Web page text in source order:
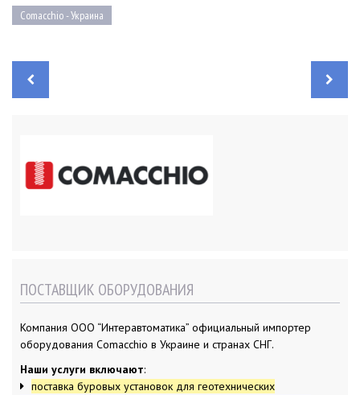
Comacchio - Украина
а
ПОСТАВЩИК ОБОРУДОВАНИЯ
Компания ООО “Интеравтоматика” официальный импортер
оборудования Comacchio в Украине и странах СНГ.
Наши услуги включают:
поставка буровых установок для геотехнических